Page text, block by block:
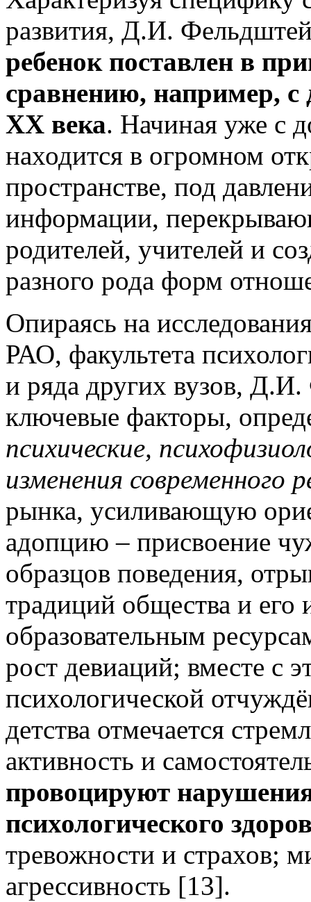
развития, Д.И.
ребенок поставлен в
сравнению, например,
ХХ века. Начиная уже с
находится в огромном
пространстве, под
информации,
родителей, учителей и
разного рода форм
Опираясь на
РАО, факультета
и ряда других вузов,
ключевые факторы,
психические,
изменения современного
рынка, усиливающую
адопцию – присвоение
образцов поведения,
традиций общества и его
образовательным
рост девиаций; вместе с
психологической
детства отмечается
активность и
провоцируют
психологического
тревожности и страхов;
агрессивность [13].